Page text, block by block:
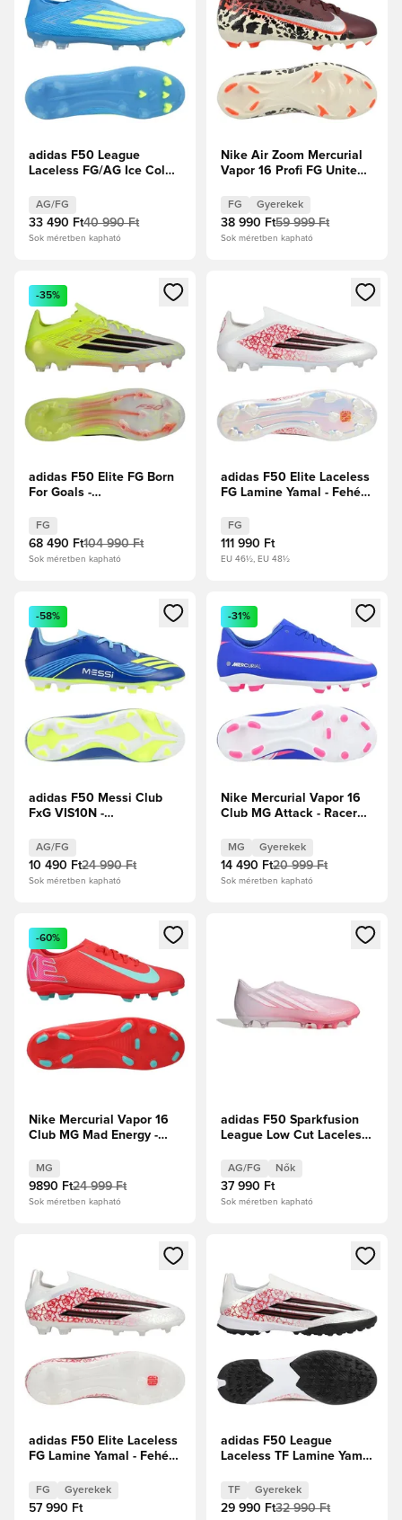
adidas F50 League
Laceless FG/AG Ice Cold
Blue/Napsárga/Világos
szolgálati akva
AG/FG
33 490 Ft40 990 Ft
Sok méretben kapható
Nike Air Zoom Mercurial
Vapor 16 Profi FG United -
ezüst/Univerzális
Piros/Fossil Gyerek
FG Gyerekek
38 990 Ft59 999 Ft
Sok méretben kapható
Megnyit egy modált a bejelentkezéshez vagy a tagként
-35%
adidas F50 Elite FG Born
For Goals -
Élénkpiros
FG
68 490 Ft104 990 Ft
Sok méretben kapható
Megnyit egy modált a
adidas F50 Elite Laceless
FG Lamine Yamal - Fehér
Élénkpiros
FG
111 990 Ft
EU 46½, EU 48½
Megnyit egy modált a bejelentkezéshez vagy a tagként
-58%
adidas F50 Messi Club
FxG VIS10N -
kék ragyogás
AG/FG
10 490 Ft24 990 Ft
Sok méretben kapható
Megnyit egy modált a
-31%
Nike Mercurial Vapor 16
Club MG Attack - Racer
MG Gyerekek
14 490 Ft20 999 Ft
Sok méretben kapható
Megnyit egy modált a bejelentkezéshez vagy a tagként
-60%
Nike Mercurial Vapor 16
Club MG Mad Energy -
MG
9890 Ft24 999 Ft
Sok méretben kapható
Megnyit egy modált a
adidas F50 Sparkfusion
League Low Cut Laceless
Női
AG/FG Nők
37 990 Ft
Sok méretben kapható
Megnyit egy modált a bejelentkezéshez vagy a tagként
adidas F50 Elite Laceless
FG Lamine Yamal - Fehér
Élénkpiros Gyerek
FG Gyerekek
57 990 Ft
Megnyit egy modált a
adidas F50 League
Laceless TF Lamine Yamal
Élénkpiros Gyerek
TF Gyerekek
29 990 Ft32 990 Ft